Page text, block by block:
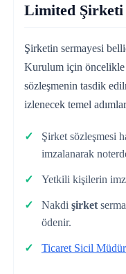
Limited Şirketi
Şirketin sermayesi
Kurulum için öncelikle
sözleşmenin tasdik
izlenecek temel
Şirket sözleşmesi
imzalanarak
Yetkili kişilerin
Nakdi şirket
ödenir.
Ticaret Sicil